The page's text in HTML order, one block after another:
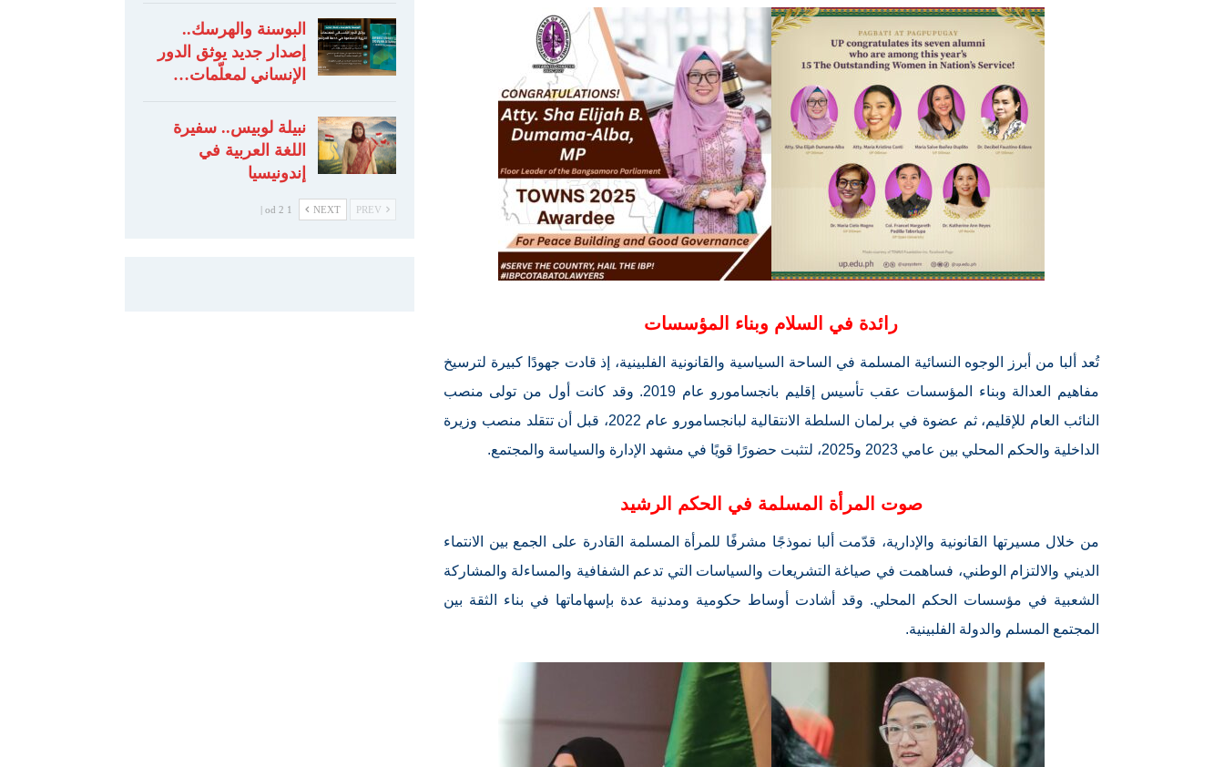
رائدة في السلام وبناء المؤسسات
تُعد ألبا من أبرز الوجوه النسائية المسلمة في الساحة السياسية والقانونية الفلبينية، إذ قادت جهودًا كبيرة لترسيخ
مفاهيم العدالة وبناء المؤسسات عقب تأسيس إقليم بانجسامورو عام 2019. وقد كانت أول من تولى منصب
النائب العام للإقليم، ثم عضوة في برلمان السلطة الانتقالية لبانجسامورو عام 2022، قبل أن تتقلد منصب وزيرة
الداخلية والحكم المحلي بين عامي 2023 و2025، لتثبت حضورًا قويًا في مشهد الإدارة والسياسة والمجتمع.
صوت المرأة المسلمة في الحكم الرشيد
من خلال مسيرتها القانونية والإدارية، قدّمت ألبا نموذجًا مشرفًا للمرأة المسلمة القادرة على الجمع بين الانتماء
الديني والالتزام الوطني، فساهمت في صياغة التشريعات والسياسات التي تدعم الشفافية والمساءلة والمشاركة
الشعبية في مؤسسات الحكم المحلي. وقد أشادت أوساط حكومية ومدنية عدة بإسهاماتها في بناء الثقة بين
المجتمع المسلم والدولة الفلبينية.
البوسنة والهرسك..
إصدار جديد يوثق الدور
الإنساني لمعلّمات…
نبيلة لوبيس.. سفيرة
اللغة العربية في
إندونيسيا
NEXT
1 od 2 |